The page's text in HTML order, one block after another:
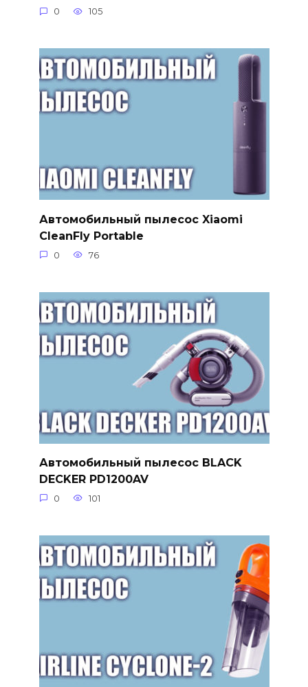
0 105
Автомобильный пылесос Xiaomi
CleanFly Portable
0 76
Автомобильный пылесос BLACK
DECKER PD1200AV
0 101